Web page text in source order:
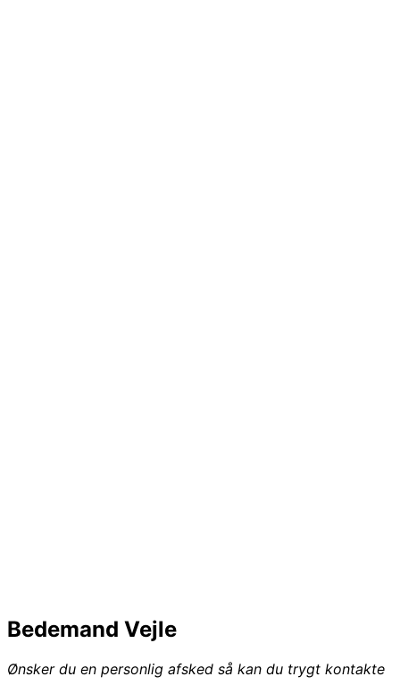
Bedemand Vejle
Ønsker du en personlig afsked så kan du trygt kontakte